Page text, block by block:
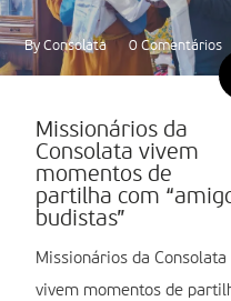
By Consolata 0 Comentários
Missionários da
Consolata vivem
momentos de
partilha com
budistas”
Missionários da Consolata
vivem momentos de